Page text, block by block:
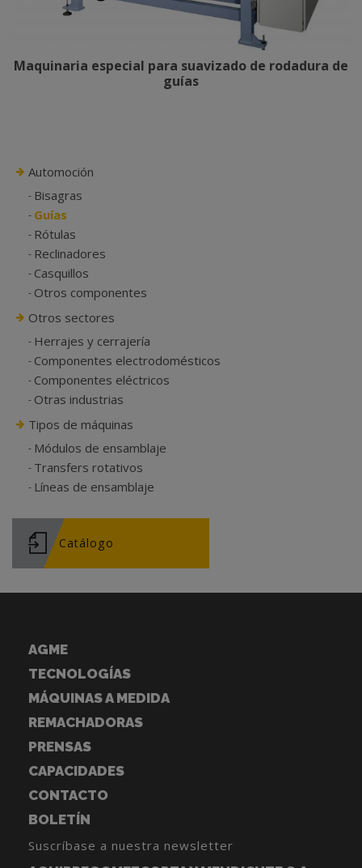
Maquinaria especial para suavizado de rodadura de
guías
Automoción
Bisagras
Guías
Rótulas
Reclinadores
Casquillos
Otros componentes
Otros sectores
Herrajes y cerrajería
Componentes electrodomésticos
Componentes eléctricos
Otras industrias
Tipos de máquinas
Módulos de ensamblaje
Transfers rotativos
Líneas de ensamblaje
Catálogo
AGME
TECNOLOGÍAS
MÁQUINAS A MEDIDA
REMACHADORAS
PRENSAS
CAPACIDADES
CONTACTO
BOLETÍN
Suscríbase a nuestra newsletter